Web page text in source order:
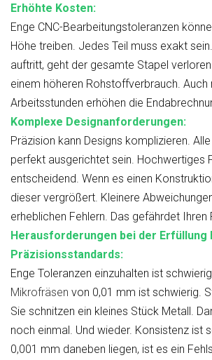
Erhöhte Kosten:
Enge CNC-Bearbeitungstoleranzen
Höhe treiben. Jedes Teil muss exakt
auftritt, geht der gesamte Stapel
einem höheren Rohstoffverbrauch. Auch
Arbeitsstunden erhöhen die
Komplexe Designanforderungen:
Präzision kann Designs komplizieren.
perfekt ausgerichtet sein. Hochwertiges
entscheidend. Wenn es einen
dieser vergrößert. Kleinere
erheblichen Fehlern. Das gefährdet Ihren
Herausforderungen bei der Erfüllung
Präzisionsstandards:
Enge Toleranzen einzuhalten ist
Mikrofräsen von 0,01 mm ist schwierig.
Sie schnitzen ein kleines Stück Metall.
noch einmal. Und wieder. Konsistenz ist
0,001 mm daneben liegen, ist es ein